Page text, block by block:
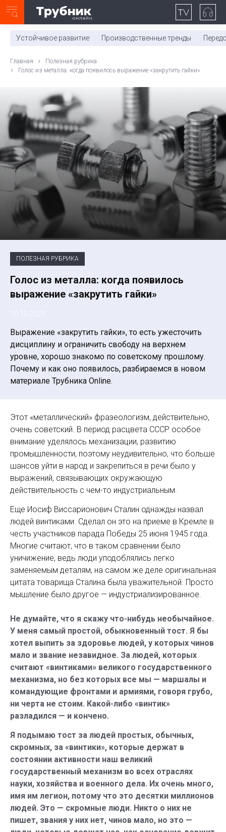
0:00/ 11:03
Устойчивое развитие Производственные тренды
Главная
Полезная рубрика
Голос из металла: когда появилось выражение «закрутить гайки»
ПОЛЕЗНАЯ РУБРИКА
Голос из металла: когда появилось
выражение «закрутить гайки»
Выражение «закрутить гайки», то есть ужесточить
дисциплину и ограничить свободу на верхнем
уровне, хорошо знакомо по советскому прошлому.
Почему и как оно появилось, разбираемся в новом
материале Трубника Online.
Этот «металлический» фразеологизм, действительно,
очень советский. В период расцвета СССР особое
внимание уделялось механизации, развитию
промышленности, поэтому неудивительно, что больше
шансов уйти в народ и закрепиться в речи было у
выражений, связывающих окружающую
действительность с чем-то индустриальным.
Еще Иосиф Виссарионович Сталин однажды назвал
людей винтиками. Сделал он это на приеме в Кремле в
честь участников парада Победы 25 июня 1945 года.
Многие считают, что в таком сравнении было
уничижение, ведь люди уподоблялись легко
заменяемым деталям, на самом же деле оригинальная
цитата товарища Сталина была уважительной. Просто
мышление было другое — индустриализированное.
Не думайте, что я скажу что-нибудь необычайное.
У меня самый простой, обыкновенный тост. Я бы
хотел выпить за здоровье людей, у которых чинов
мало и звание незавидное. За людей, которых
считают «винтиками» великого государственного
механизма, но без которых все мы — маршалы и
командующие фронтами и армиями, говоря грубо,
ни черта не стоим. Какой-либо «винтик»
разладился — и кончено.
Я подымаю тост за людей простых, обычных,
скромных, за «винтики», которые держат в
состоянии активности наш великий
государственный механизм во всех отраслях
науки, хозяйства и военного дела. Их очень много,
имя им легион, потому что это десятки миллионов
людей. Это — скромные люди. Никто о них не
пишет, звания у них нет, чинов мало, но это —